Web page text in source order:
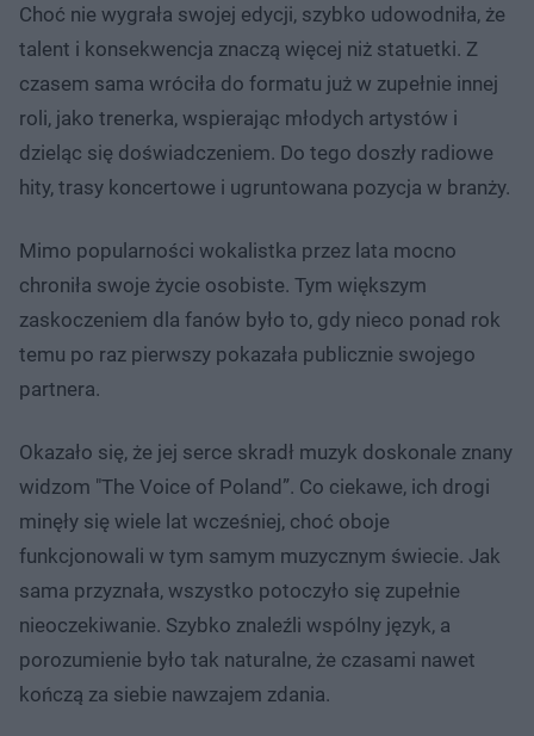
Choć nie wygrała swojej edycji, szybko udowodniła, że
talent i konsekwencja znaczą więcej niż statuetki. Z
czasem sama wróciła do formatu już w zupełnie innej
roli, jako trenerka, wspierając młodych artystów i
dzieląc się doświadczeniem. Do tego doszły radiowe
hity, trasy koncertowe i ugruntowana pozycja w branży.
Mimo popularności wokalistka przez lata mocno
chroniła swoje życie osobiste. Tym większym
zaskoczeniem dla fanów było to, gdy nieco ponad rok
temu po raz pierwszy pokazała publicznie swojego
partnera.
Okazało się, że jej serce skradł muzyk doskonale znany
widzom "The Voice of Poland”. Co ciekawe, ich drogi
minęły się wiele lat wcześniej, choć oboje
funkcjonowali w tym samym muzycznym świecie. Jak
sama przyznała, wszystko potoczyło się zupełnie
nieoczekiwanie. Szybko znaleźli wspólny język, a
porozumienie było tak naturalne, że czasami nawet
kończą za siebie nawzajem zdania.